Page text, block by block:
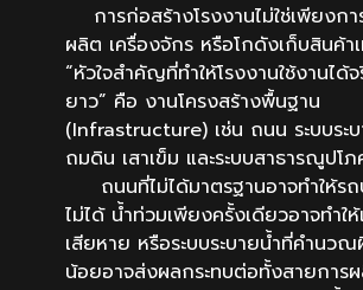
การก่อสร้างโรงงานไม่ใช่เพียงกา
ผลิต เครื่องจักร หรือโกดังเก็บสินค้า
“หัวใจสำคัญที่ทำให้โรงงานใช้งานได้จ
ยาว” คือ งานโครงสร้างพื้นฐาน
(Infrastructure)เช่น ถนน ระบบระ
ถมดิน เสาเข็ม และระบบสาธารณูปโ
ถนนที่ไม่ได้มาตรฐานอาจทำให้รถ
ไม่ได้ น้ำท่วมเพียงครั้งเดียวอาจทำใ
เสียหาย หรือระบบระบายน้ำที่คำนว
น้อยอาจส่งผลกระทบต่อทั้งสายการ